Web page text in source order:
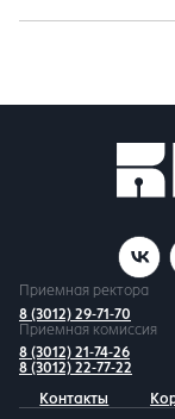
Приемная ректора
8 (3012) 29-71-70
Приемная комиссия
8 (3012) 21-74-26
8 (3012) 22-77-22
Контакты